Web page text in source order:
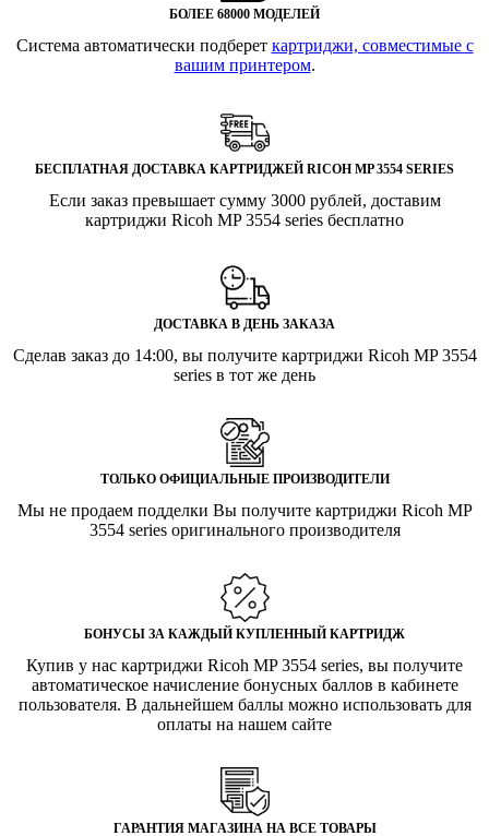
БОЛЕЕ 68000 МОДЕЛЕЙ
Система автоматически подберет картриджи, совместимые с
вашим принтером.
БЕСПЛАТНАЯ ДОСТАВКА КАРТРИДЖЕЙ RICOH MP 3554 SERIES
Если заказ превышает сумму 3000 рублей, доставим
картриджи Ricoh MP 3554 series бесплатно
ДОСТАВКА В ДЕНЬ ЗАКАЗА
Сделав заказ до 14:00, вы получите картриджи Ricoh MP 3554
series в тот же день
ТОЛЬКО ОФИЦИАЛЬНЫЕ ПРОИЗВОДИТЕЛИ
Мы не продаем подделки Вы получите картриджи Ricoh MP
3554 series оригинального производителя
БОНУСЫ ЗА КАЖДЫЙ КУПЛЕННЫЙ КАРТРИДЖ
Купив у нас картриджи Ricoh MP 3554 series, вы получите
автоматическое начисление бонусных баллов в кабинете
пользователя. В дальнейшем баллы можно использовать для
оплаты на нашем сайте
ГАРАНТИЯ МАГАЗИНА НА ВСЕ ТОВАРЫ